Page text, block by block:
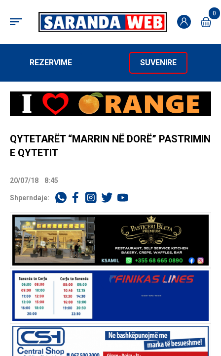
0
REZERVIME SUVENIRE
QYTETARËT “MARRIN NË DORË” PASTRIMIN
E QYTETIT
20/07/18 8:45
Shperndaje: